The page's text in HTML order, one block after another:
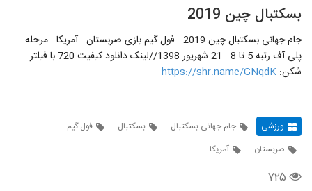
بسکتبال چین 2019
جام جهانی بسکتبال چین 2019 - فول گیم بازی صربستان - آمریکا - مرحله
پلی آف رتبه 5 تا 8 - 21 شهریور 1398//لینک دانلود کیفیت 720 با فیلتر
شکن: https://shr.name/GNqdK
ورزشی جام جهانی بسکتبال بسکتبال
فول گیم
صربستان
آمریکا
۷۲۵